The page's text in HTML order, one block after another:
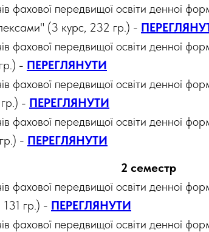
фахової передвищої освіти денної
(3 курс, 232 гр.) -
фахової передвищої освіти
- ПЕРЕГЛЯНУТИ
фахової передвищої освіти денної
- ПЕРЕГЛЯНУТИ
фахової передвищої освіти денної
- ПЕРЕГЛЯНУТИ
2 семестр
фахової передвищої освіти денної
гр.) - ПЕРЕГЛЯНУТИ
фахової передвищої освіти денної